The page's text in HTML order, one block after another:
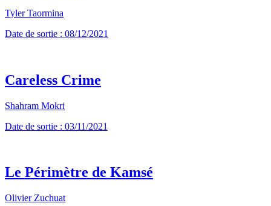
Tyler Taormina
Date de sortie : 08/12/2021
Careless Crime
Shahram Mokri
Date de sortie : 03/11/2021
Le Périmètre de Kamsé
Olivier Zuchuat